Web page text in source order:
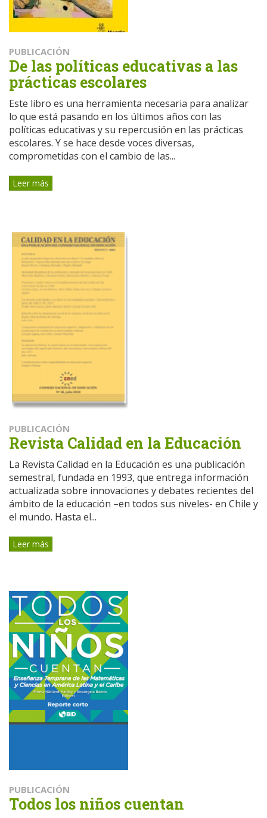
PUBLICACIÓN
De las políticas educativas a las
prácticas escolares
Este libro es una herramienta necesaria para analizar
lo que está pasando en los últimos años con las
políticas educativas y su repercusión en las prácticas
escolares. Y se hace desde voces diversas,
comprometidas con el cambio de las...
Leer más
PUBLICACIÓN
Revista Calidad en la Educación
La Revista Calidad en la Educación es una publicación
semestral, fundada en 1993, que entrega información
actualizada sobre innovaciones y debates recientes del
ámbito de la educación –en todos sus niveles- en Chile y
el mundo. Hasta el...
Leer más
PUBLICACIÓN
Todos los niños cuentan